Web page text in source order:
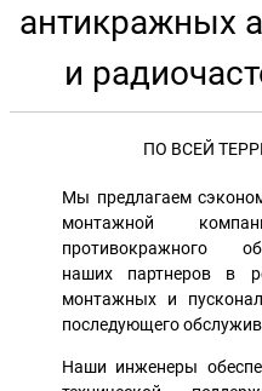
антикражных
и
ПО ВСЕЙ
Мы предлагаем
монтажной
противокражного
наших партнеров в
монтажных и
последующего
Наши инженеры